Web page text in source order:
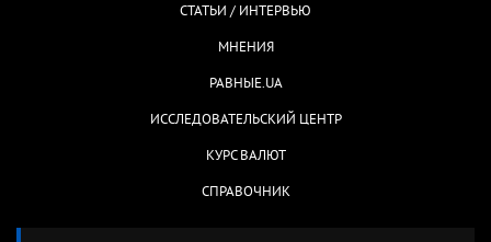
СТАТЬИ / ИНТЕРВЬЮ
МНЕНИЯ
РАВНЫЕ.UA
ИССЛЕДОВАТЕЛЬСКИЙ ЦЕНТР
КУРС ВАЛЮТ
СПРАВОЧНИК